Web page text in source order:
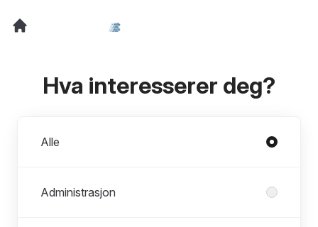
Hva interesserer deg?
Alle
Administrasjon